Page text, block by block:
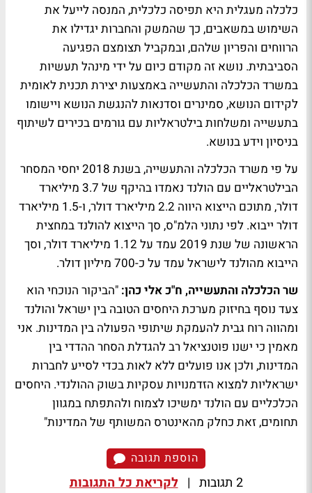
כלכלה מעגלית היא תפיסה כלכלית, המנסה לייעל את
השימוש במשאבים, כך שהמשק והחברות יגדילו את
הרווחים והפריון שלהם, ובמקביל תצומצם הפגיעה
הסביבתית. נושא זה מקודם כיום על ידי מינהל תעשיות
במשרד הכלכלה והתעשייה באמצעות יצירת תכנית לאומית
לקידום הנושא, סמינרים וסדנאות להנגשת הנושא ויישומו
בתעשייה ומשלחות בילטראליות עם גורמים בכירים לשיתוף
בניסיון וידע בנושא.
על פי משרד הכלכלה והתעשייה, בשנת 2018 יחסי המסחר
הבילטראליים עם הולנד נאמדו בהיקף של 3.7 מיליארד
דולר, מתוכם הייצוא היווה 2.2 מיליארד דולר, ו-1.5 מיליארד
דולר ייבוא. לפי נתוני הלמ"ס, סך הייצוא להולנד במחצית
הראשונה של שנת 2019 עמד על 1.12 מיליארד דולר, וסך
הייבוא מהולנד לישראל עמד על כ-700 מיליון דולר.
שר הכלכלה והתעשייה, ח"כ אלי כהן: "הביקור הנוכחי הוא
צעד נוסף בחיזוק מערכת היחסים הטובה בין ישראל והולנד
ומהווה רוח גבית להעמקת שיתופי הפעולה בין המדינות. אני
מאמין כי ישנו פוטנציאל רב להגדלת הסחר ההדדי בין
המדינות, ולכן אנו פועלים ללא לאות בכדי לסייע לחברות
ישראליות למצוא הזדמנויות עסקיות בשוק ההולנדי. היחסים
הכלכליים עם הולנד ימשיכו לצמוח ולהתפתח במגוון
תחומים, זאת כחלק מהאינטרס המשותף של המדינות"
הוספת תגובה
2 תגובות | לקריאת כל התגובות